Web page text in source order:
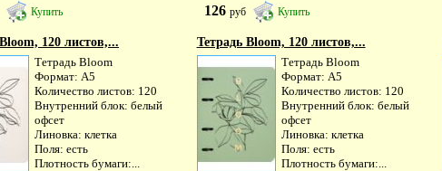
Купить 126 руб Купить
120 листов,...
Тетрадь Bloom
Формат: А5
Количество листов: 120
Внутренний блок: белый
офсет
Линовка: клетка
Поля: есть
Плотность бумаги:...
Тетрадь Bloom, 120 листов,...
Тетрадь Bloom
Формат: А5
Количество листов: 120
Внутренний блок: белый
офсет
Линовка: клетка
Поля: есть
Плотность бумаги:...